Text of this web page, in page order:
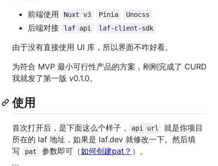
前端使用
Nuxt v3 Pinia Unocss
后端对接 laf api laf-client-sdk
由于没有直接使用 UI 库，所以界面不咋好看。
为符合 MVP 最小可行性产品的方案，刚刚完成了 CURD
我就发了第一版 v0.1.0。
使用
首次打开后，是下面这么个样子， api url
就是你项目
所在的 laf 地址，如果是 laf.dev 就修改一下。然后填
写
pat 参数即可（如何创建pat？ ）。